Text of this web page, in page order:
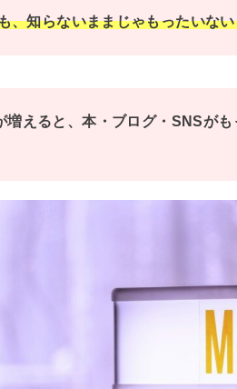
、知らないままじゃもったいな
増えると、本・ブログ・SNSが